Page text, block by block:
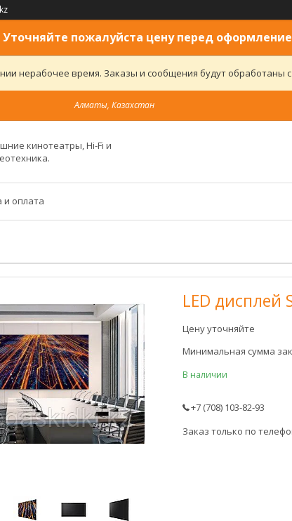
Уточняйте пожалуйста цену перед
нерабочее время. Заказы и сообщения будут обработаны с
Алматы, Казахстан
кинотеатры, Hi-Fi и
и оплата
LED
Цену уточняйте
Минимальная сумма
В наличии
+7 (708) 103-82-93
Заказ только по